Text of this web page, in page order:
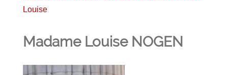
Louise
Madame Louise NOGEN